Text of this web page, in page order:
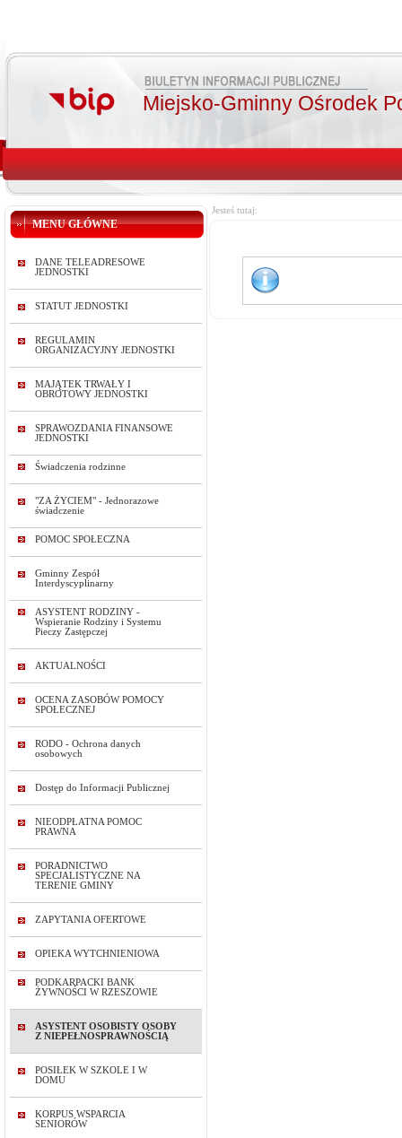
Miejsko-Gminny Ośrodek
MENU GŁÓWNE
DANE TELEADRESOWE
JEDNOSTKI
STATUT JEDNOSTKI
REGULAMIN
ORGANIZACYJNY JEDNOSTKI
MAJĄTEK TRWAŁY I
OBROTOWY JEDNOSTKI
SPRAWOZDANIA FINANSOWE
JEDNOSTKI
Świadczenia rodzinne
"ZA ŻYCIEM" - Jednorazowe
świadczenie
POMOC SPOŁECZNA
Gminny Zespół
Interdyscyplinarny
ASYSTENT RODZINY -
Wspieranie Rodziny i Systemu
Pieczy Zastępczej
AKTUALNOŚCI
OCENA ZASOBÓW POMOCY
SPOŁECZNEJ
RODO - Ochrona danych
osobowych
Dostęp do Informacji Publicznej
NIEODPŁATNA POMOC
PRAWNA
PORADNICTWO
SPECJALISTYCZNE NA
TERENIE GMINY
ZAPYTANIA OFERTOWE
OPIEKA WYTCHNIENIOWA
PODKARPACKI BANK
ŻYWNOŚCI W RZESZOWIE
ASYSTENT OSOBISTY OSOBY
Z NIEPEŁNOSPRAWNOŚCIĄ
POSIŁEK W SZKOLE I W
DOMU
KORPUS WSPARCIA
SENIORÓW
Jesteś tutaj: